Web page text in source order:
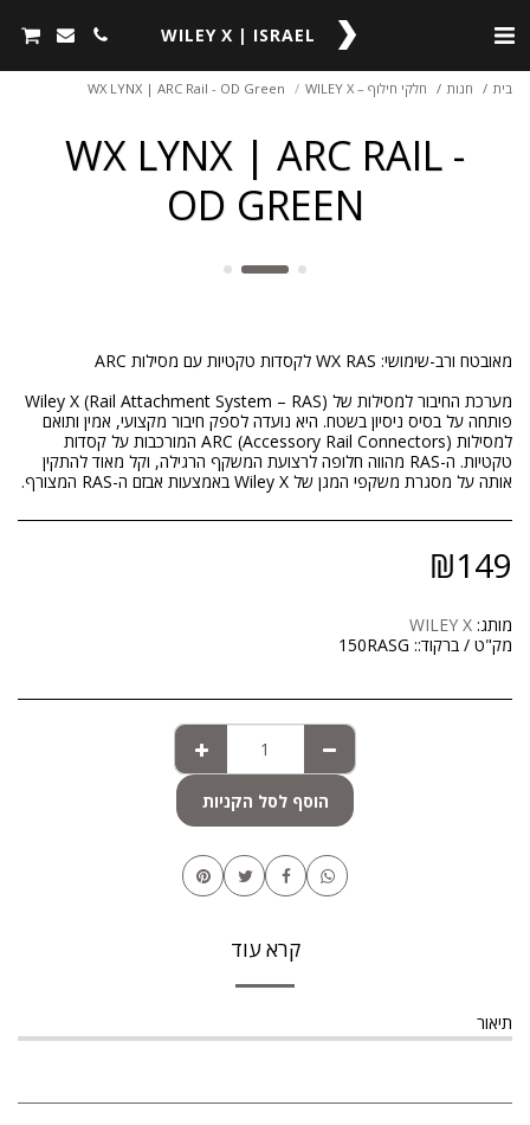
WILEY X | ISRAEL
בית חנות חלקי חילוף – WILEY X WX LYNX | ARC Rail - OD Green
WX LYNX | ARC RAIL -
OD GREEN
מערכת החיבור למסילות של Wiley X (Rail Attachment System – RAS)
פותחה על בסיס ניסיון בשטח. היא נועדה לספק חיבור מקצועי, אמין ותואם
למסילות ARC (Accessory Rail Connectors) המורכבות על קסדות
טקטיות. ה-RAS מהווה חלופה לרצועת המשקף הרגילה, וקל מאוד להתקין
אותה על מסגרת משקפי המגן של Wiley X באמצעות אבזם ה-RAS המצורף.
₪149
מותג: WILEY X
מק"ט / ברקוד:: 150RASG
הוסף לסל הקניות
קרא עוד
תיאור